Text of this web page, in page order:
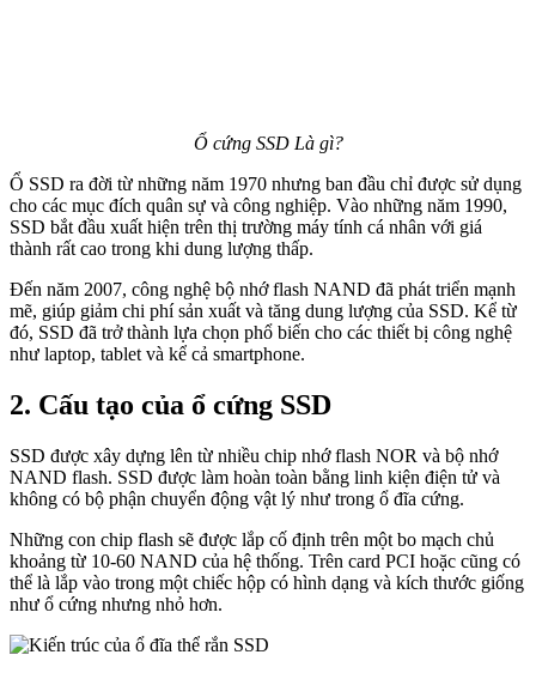
Ổ cứng SSD Là gì?
Ổ SSD ra đời từ những năm 1970 nhưng ban đầu chỉ được sử dụng
cho các mục đích quân sự và công nghiệp. Vào những năm 1990,
SSD bắt đầu xuất hiện trên thị trường máy tính cá nhân với giá
thành rất cao trong khi dung lượng thấp.
Đến năm 2007, công nghệ bộ nhớ flash NAND đã phát triển mạnh
mẽ, giúp giảm chi phí sản xuất và tăng dung lượng của SSD. Kể từ
đó, SSD đã trở thành lựa chọn phổ biến cho các thiết bị công nghệ
như laptop, tablet và kể cả smartphone.
2. Cấu tạo của ổ cứng SSD
SSD được xây dựng lên từ nhiều chip nhớ flash NOR và bộ nhớ
NAND flash. SSD được làm hoàn toàn bằng linh kiện điện tử và
không có bộ phận chuyển động vật lý như trong ổ đĩa cứng.
Những con chip flash sẽ được lắp cố định trên một bo mạch chủ
khoảng từ 10-60 NAND của hệ thống. Trên card PCI hoặc cũng có
thể là lắp vào trong một chiếc hộp có hình dạng và kích thước giống
như ổ cứng nhưng nhỏ hơn.